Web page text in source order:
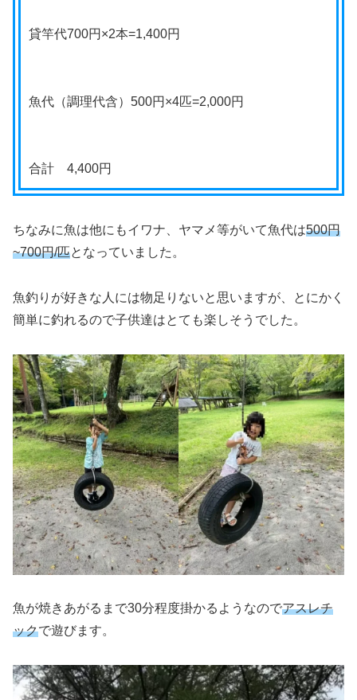
貸竿代700円×2本=1,400円
魚代（調理代含）500円×4匹=2,000円
合計 4,400円
ちなみに魚は他にもイワナ、ヤマメ等がいて魚代は500円
~700円/匹となっていました。
魚釣りが好きな人には物足りないと思いますが、とにかく
簡単に釣れるので子供達はとても楽しそうでした。
魚が焼きあがるまで30分程度掛かるようなのでアスレチ
ックで遊びます。